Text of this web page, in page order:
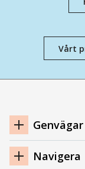
Vårt
nytt
Navigation
sidfot
Genvägar
Navigera